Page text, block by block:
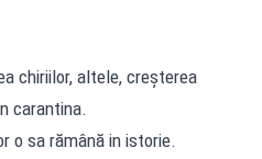
chiriilor, altele, creșterea
carantina.
o sa rămână in istorie.